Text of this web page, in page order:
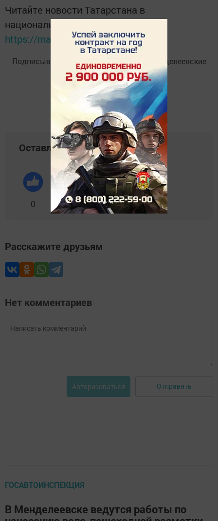
Читайте новости Татарстана в
национальном мессенджере MАХ:
https://max.ru/tatmedia
Подписывайтесь наTelegram-канал
«Менделеевские
новости»
Оставляйте реакции
0 0 0 0 0
Расскажите друзьям
Нет комментариев
Авторизоваться Отправить
ГОСАВТОИНСПЕКЦИЯ
В Менделеевске ведутся работы по